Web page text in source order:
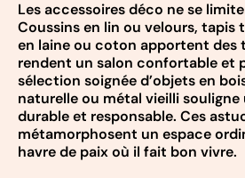
Les accessoires déco ne se
Coussins en lin ou velours, tapis
en laine ou coton apportent des
rendent un salon confortable et
sélection soignée d’objets en
naturelle ou métal vieilli
durable et responsable. Ces
métamorphosent un espace
havre de paix où il fait bon vivre.